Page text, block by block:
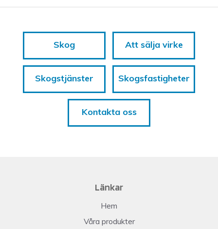
Skog Att sälja virke
Skogstjänster Skogsfastigheter
Kontakta oss
Länkar
Hem
Våra produkter